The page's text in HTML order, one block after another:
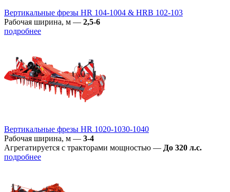
Вертикальные фрезы HR 104-1004 & HRB 102-103
Рабочая ширина, м — 2,5-6
подробнее
Вертикальные фрезы HR 1020-1030-1040
Рабочая ширина, м — 3-4
Агрегатируется с тракторами мощностью — До 320 л.с.
подробнее